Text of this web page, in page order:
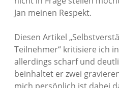
Jan meinen Respekt.
Diesen Artikel
Teilnehmer“ kritisiere ich
allerdings scharf und
beinhaltet er zwei